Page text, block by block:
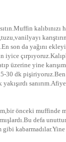
son da yağını
üzerine yine
30 dk
önceki muffinde
defa
gibi